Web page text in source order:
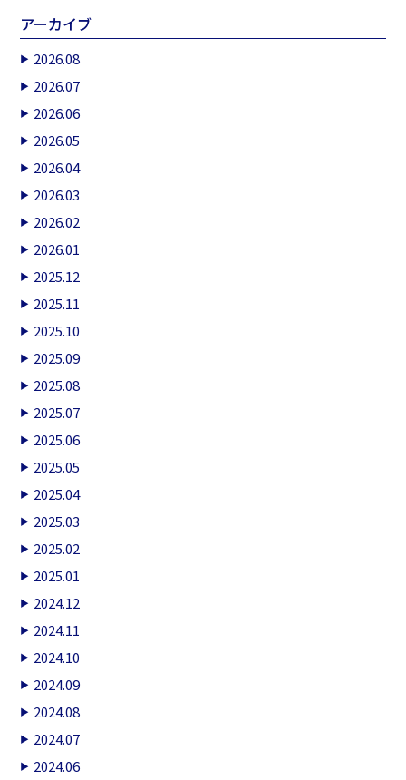
アーカイブ
2026.08
2026.07
2026.06
2026.05
2026.04
2026.03
2026.02
2026.01
2025.12
2025.11
2025.10
2025.09
2025.08
2025.07
2025.06
2025.05
2025.04
2025.03
2025.02
2025.01
2024.12
2024.11
2024.10
2024.09
2024.08
2024.07
2024.06